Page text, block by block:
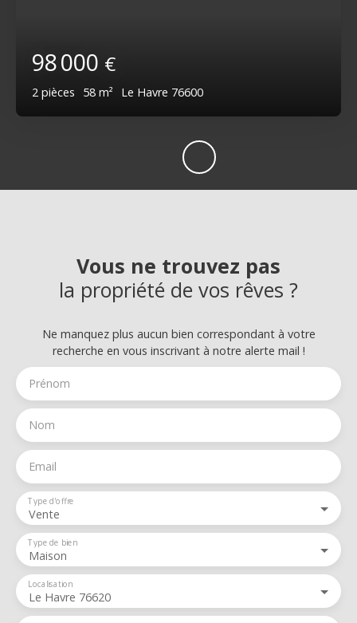
98 000 €
2 pièces 58 m² Le Havre 76600
Vous ne trouvez pas
la propriété de vos rêves ?
Ne manquez plus aucun bien correspondant à votre
recherche en vous inscrivant à notre alerte mail !
Prénom
Nom
Email
Vente
Type d'offre
Maison
Type de bien
Le Havre 76620
Localisation